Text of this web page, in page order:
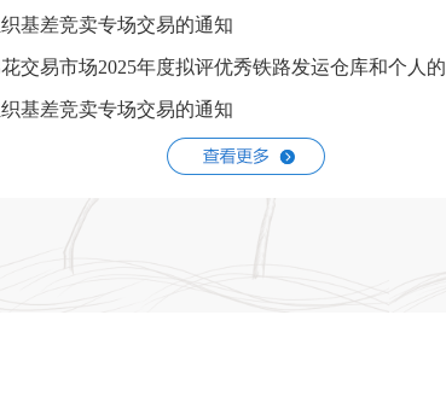
基差竞卖专场交易的通知
交易市场2025年度拟评优秀铁路发运仓库和个人的
基差竞卖专场交易的通知